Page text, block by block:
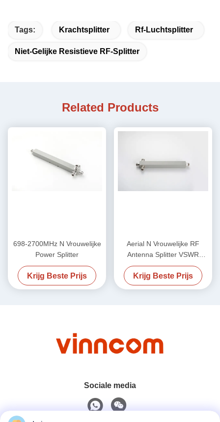
Tags: Krachtsplitter Rf-Luchtsplitter
Niet-Gelijke Resistieve RF-Splitter
Related Products
698-2700MHz N Vrouwelijke
Power Splitter
Krijg Beste Prijs
Aerial N Vrouwelijke RF
Antenna Splitter VSWR
Minder 1,25 / Minder 1,3
700-4000MHz
Krijg Beste Prijs
Sociale media